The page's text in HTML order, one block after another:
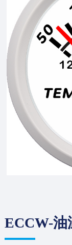
ECCW-油